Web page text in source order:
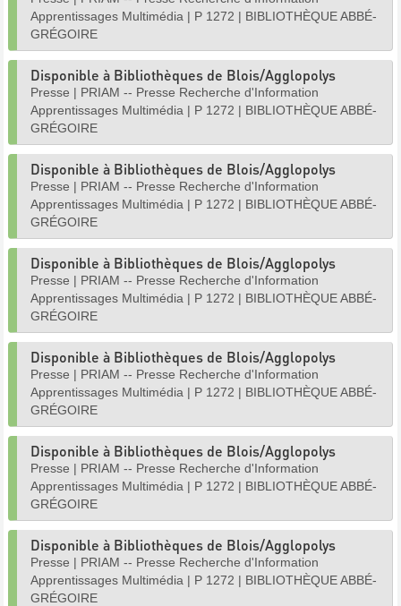
Apprentissages Multimédia | P 1272 | BIBLIOTHÈQUE ABBÉ-
GRÉGOIRE
Disponible à Bibliothèques de Blois/Agglopolys
Presse | PRIAM -- Presse Recherche d'Information
Apprentissages Multimédia | P 1272 | BIBLIOTHÈQUE ABBÉ-
GRÉGOIRE
Disponible à Bibliothèques de Blois/Agglopolys
Presse | PRIAM -- Presse Recherche d'Information
Apprentissages Multimédia | P 1272 | BIBLIOTHÈQUE ABBÉ-
GRÉGOIRE
Disponible à Bibliothèques de Blois/Agglopolys
Presse | PRIAM -- Presse Recherche d'Information
Apprentissages Multimédia | P 1272 | BIBLIOTHÈQUE ABBÉ-
GRÉGOIRE
Disponible à Bibliothèques de Blois/Agglopolys
Presse | PRIAM -- Presse Recherche d'Information
Apprentissages Multimédia | P 1272 | BIBLIOTHÈQUE ABBÉ-
GRÉGOIRE
Disponible à Bibliothèques de Blois/Agglopolys
Presse | PRIAM -- Presse Recherche d'Information
Apprentissages Multimédia | P 1272 | BIBLIOTHÈQUE ABBÉ-
GRÉGOIRE
Disponible à Bibliothèques de Blois/Agglopolys
Presse | PRIAM -- Presse Recherche d'Information
Apprentissages Multimédia | P 1272 | BIBLIOTHÈQUE ABBÉ-
GRÉGOIRE